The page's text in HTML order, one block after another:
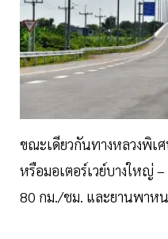
ขณะเดียวกันทางหลวงพิเศ
หรือมอเตอร์เวย์บางใหญ่
80 กม./ชม. และยานพาห